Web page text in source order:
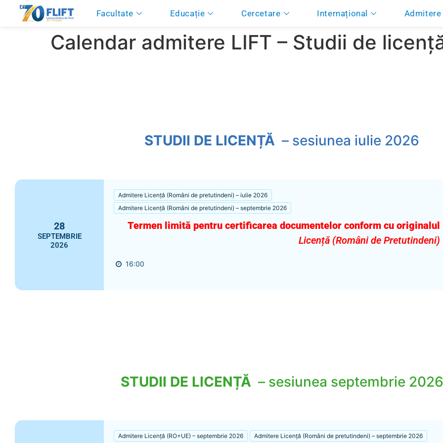
Facultate Educație Cercetare Internațional
Calendar admitere LIFT – Studii de
STUDII DE LICENȚĂ – sesiunea iulie 2026
28
SEPTEMBRIE
2026
Admitere Licență (Români de pretutindeni) – iulie 2026
Admitere Licență (Români de pretutindeni) – septembrie 2026
Termen limită pentru certificarea documentelor conform cu originalul
Licență (Români de Pretutindeni)
16:00
STUDII DE LICENȚĂ – sesiunea septembrie 2026
Admitere Licență (RO+UE) – septembrie 2026 Admitere Licență (Români de pretutindeni) – septembrie 2026